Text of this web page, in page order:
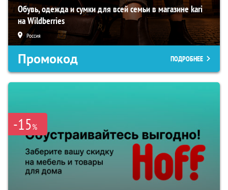
Обувь, одежда и сумки для всей семьи в магазине kari
на Wildberries
Россия
Промокод ПОДРОБНЕЕ
-15%